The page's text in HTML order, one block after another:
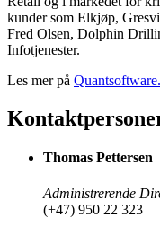
kunder som Elkjøp,
Fred Olsen, Dolphin
Infotjenester.
Les mer på
Thomas Pettersen
Administrerende
(+47) 950 22 323